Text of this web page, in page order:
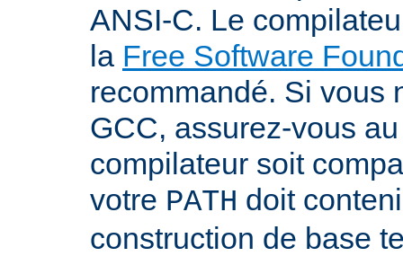
ANSI-C. Le
la Free Software
recommandé. Si vous
GCC, assurez-vous
compilateur soit
votre PATH doit
construction de base